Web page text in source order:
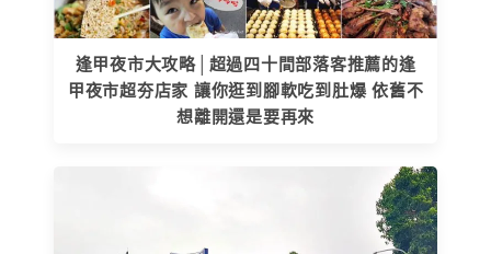
逢甲夜市大攻略│超過四十間部落客推薦的逢
甲夜市超夯店家 讓你逛到腳軟吃到肚爆 依舊不
想離開還是要再來